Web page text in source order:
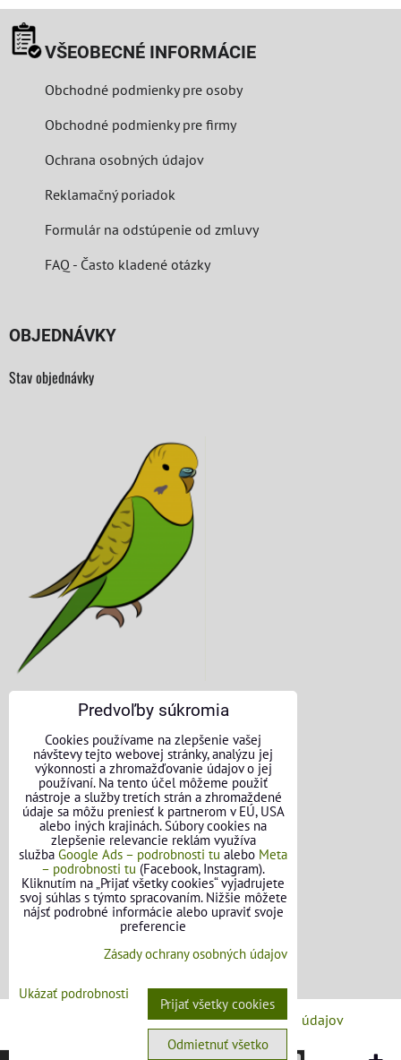
VŠEOBECNÉ INFORMÁCIE
Obchodné podmienky pre osoby
Obchodné podmienky pre firmy
Ochrana osobných údajov
Reklamačný poriadok
Formulár na odstúpenie od zmluvy
FAQ - Často kladené otázky
OBJEDNÁVKY
Stav objednávky
KONTAKTNÉ ÚDAJE
O nás
Kontakt
Požičovňa náradia
Názory našich zákazníkov
Mapa stránok
SLEDUJTE NÁS
Facebook
Zásady ochrany osobných údajov
Predvoľby súkromia
Cookies používame na zlepšenie vašej
návštevy tejto webovej stránky, analýzu jej
výkonnosti a zhromažďovanie údajov o jej
používaní. Na tento účel môžeme použiť
nástroje a služby tretích strán a zhromaždené
údaje sa môžu preniesť k partnerom v EÚ, USA
alebo iných krajinách. Súbory cookies na
zlepšenie relevancie reklám využíva
služba Google Ads – podrobnosti tu alebo Meta
– podrobnosti tu (Facebook, Instagram).
Kliknutím na „Prijať všetky cookies“ vyjadrujete
svoj súhlas s týmto spracovaním. Nižšie môžete
nájsť podrobné informácie alebo upraviť svoje
preferencie
Zásady ochrany osobných údajov
Ukázať podrobnosti
Prijať všetky cookies
Odmietnuť všetko